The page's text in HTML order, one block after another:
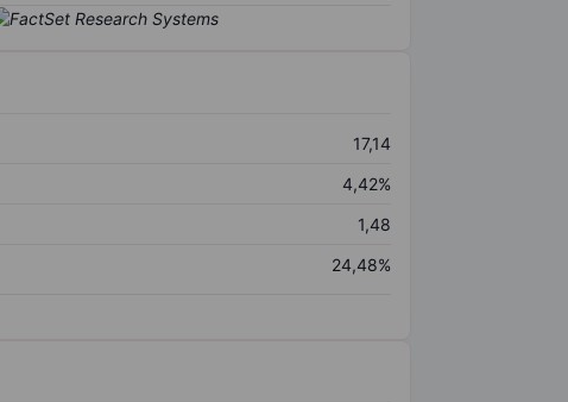
17,14
4,42%
1,48
24,48%